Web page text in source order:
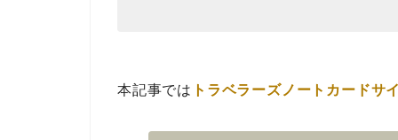
本記事では トラベラーズノートカードサ